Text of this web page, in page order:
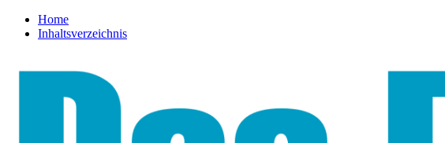
Home
Inhaltsverzeichnis